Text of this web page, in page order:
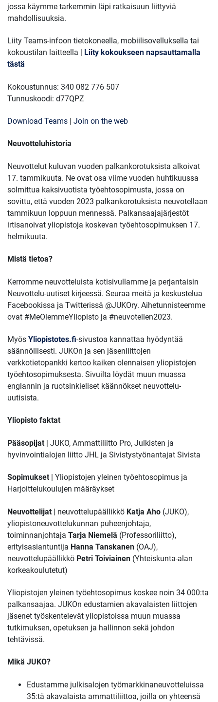
jossa käymme tarkemmin läpi ratkaisuun liittyviä
mahdollisuuksia.
Liity Teams-infoon tietokoneella, mobiilisovelluksella tai
kokoustilan laitteella |
Liity kokoukseen napsauttamalla
tästä
Kokoustunnus: 340 082 776 507
Tunnuskoodi: d77QPZ
Download Teams | Join on the web
Neuvotteluhistoria
Neuvottelut kuluvan vuoden palkankorotuksista alkoivat
17. tammikuuta. Ne ovat osa viime vuoden huhtikuussa
solmittua kaksivuotista työehtosopimusta, jossa on
sovittu, että vuoden 2023 palkankorotuksista neuvotellaan
tammikuun loppuun mennessä. Palkansaajajärjestöt
irtisanoivat yliopistoja koskevan työehtosopimuksen 17.
helmikuuta.
Mistä tietoa?
Kerromme neuvotteluista kotisivullamme ja perjantaisin
Neuvottelu-uutiset kirjeessä. Seuraa meitä ja keskustelua
Facebookissa ja Twitterissä @JUKOry. Aihetunnisteemme
ovat #MeOlemmeYliopisto ja #neuvotellen2023.
Myös Yliopistotes.fi-sivustoa kannattaa hyödyntää
säännöllisesti. JUKOn ja sen jäsenliittojen
verkkotietopankki kertoo kaiken olennaisen yliopistojen
työehtosopimuksesta. Sivuilta löydät muun muassa
englannin ja ruotsinkieliset käännökset neuvottelu-
uutisista.
Yliopisto faktat
Pääsopijat | JUKO, Ammattiliitto Pro, Julkisten ja
hyvinvointialojen liitto JHL ja Sivistystyönantajat Sivista
Sopimukset
| Yliopistojen yleinen työehtosopimus ja
Harjoittelukoulujen määräykset
Neuvottelijat | neuvottelupäällikkö Katja Aho (JUKO),
yliopistoneuvottelukunnan puheenjohtaja,
toiminnanjohtaja Tarja Niemelä (Professoriliitto),
erityisasiantuntija Hanna Tanskanen (OAJ),
neuvottelupäällikkö Petri Toiviainen (Yhteiskunta-alan
korkeakoulutetut)
Yliopistojen yleinen työehtosopimus koskee noin 34 000:ta
palkansaajaa. JUKOn edustamien akavalaisten liittojen
jäsenet työskentelevät yliopistoissa muun muassa
tutkimuksen, opetuksen ja hallinnon sekä johdon
tehtävissä.
Mikä JUKO?
Edustamme julkisalojen työmarkkinaneuvotteluissa
35:tä akavalaista ammattiliittoa, joilla on yhteensä